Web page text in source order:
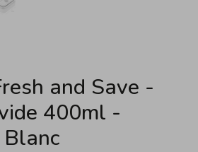
and Save -
400ml -